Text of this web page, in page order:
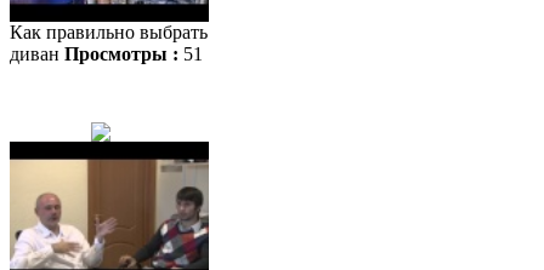
Как правильно выбрать
диван Просмотры : 51